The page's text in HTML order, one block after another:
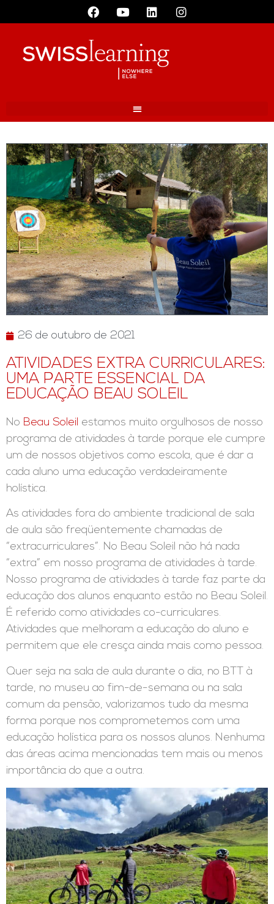
26 de outubro de 2021
ATIVIDADES EXTRA CURRICULARES:
UMA PARTE ESSENCIAL DA
EDUCAÇÃO BEAU SOLEIL
No Beau Soleil estamos muito orgulhosos de nosso
programa de atividades à tarde porque ele cumpre
um de nossos objetivos como escola, que é dar a
cada aluno uma educação verdadeiramente
holística.
As atividades fora do ambiente tradicional de sala
de aula são freqüentemente chamadas de
“extracurriculares”. No Beau Soleil não há nada
“extra” em nosso programa de atividades à tarde.
Nosso programa de atividades à tarde faz parte da
educação dos alunos enquanto estão no Beau Soleil.
É referido como atividades co-curriculares.
Atividades que melhoram a educação do aluno e
permitem que ele cresça ainda mais como pessoa.
Quer seja na sala de aula durante o dia, no BTT à
tarde, no museu ao fim-de-semana ou na sala
comum da pensão, valorizamos tudo da mesma
forma porque nos comprometemos com uma
educação holística para os nossos alunos. Nenhuma
das áreas acima mencionadas tem mais ou menos
importância do que a outra.